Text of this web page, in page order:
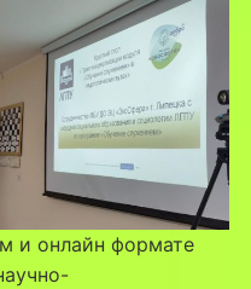
и онлайн формате